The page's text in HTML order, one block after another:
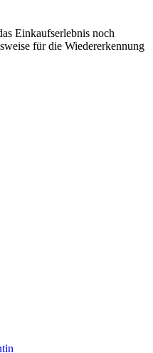
Einkaufserlebnis noch
für die Wiedererkennung